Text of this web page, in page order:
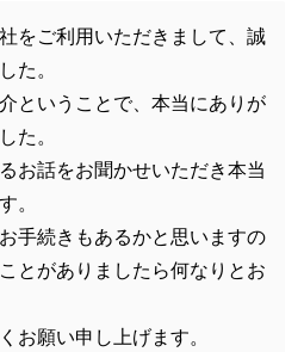
をご利用いただきまして、誠
た。
ということで、本当にありが
た。
お話をお聞かせいただき本当
。
手続きもあるかと思いますの
とがありましたら何なりとお
お願い申し上げます。